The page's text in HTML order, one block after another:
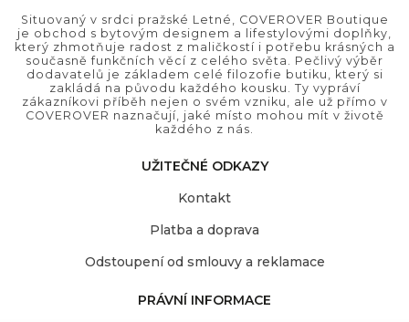
Situovaný v srdci pražské Letné, COVEROVER Boutique
je obchod s bytovým designem a lifestylovými doplňky,
který zhmotňuje radost z maličkostí i potřebu krásných a
současně funkčních věcí z celého světa. Pečlivý výběr
dodavatelů je základem celé filozofie butiku, který si
zakládá na původu každého kousku. Ty vypráví
zákazníkovi příběh nejen o svém vzniku, ale už přímo v
COVEROVER naznačují, jaké místo mohou mít v životě
každého z nás.
UŽITEČNÉ ODKAZY
Kontakt
Platba a doprava
Odstoupení od smlouvy a reklamace
PRÁVNÍ INFORMACE